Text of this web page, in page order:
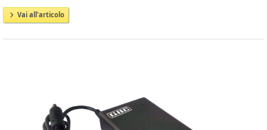
Vai all'articolo